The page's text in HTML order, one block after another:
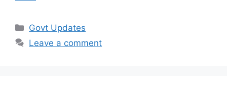
Categories
Govt Updates
Leave a comment